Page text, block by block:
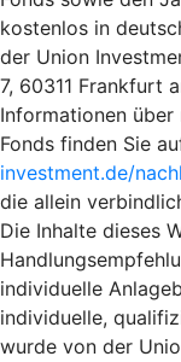
kostenlos in
der Union
7, 60311 Frankfurt
Informationen
Fonds finden Sie
investment.de/
die allein
Die Inhalte dieses
individuelle
individuelle,
wurde von der